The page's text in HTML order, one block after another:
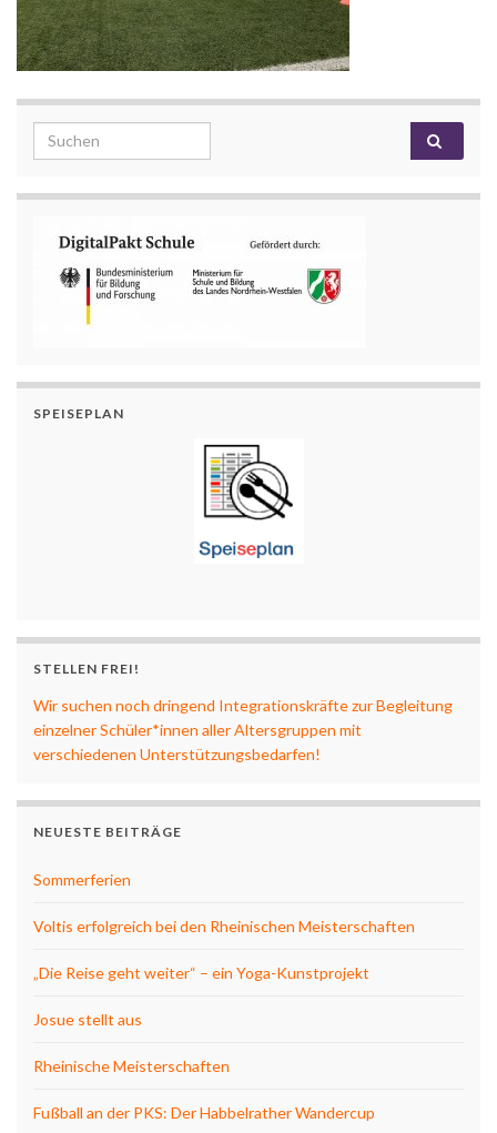
Search for:
SPEISEPLAN
STELLEN FREI!
Wir suchen noch dringend Integrationskräfte zur Begleitung
einzelner Schüler*innen aller Altersgruppen mit
verschiedenen Unterstützungsbedarfen!
NEUESTE BEITRÄGE
Sommerferien
Voltis erfolgreich bei den Rheinischen Meisterschaften
„Die Reise geht weiter“ – ein Yoga-Kunstprojekt
Josue stellt aus
Rheinische Meisterschaften
Fußball an der PKS: Der Habbelrather Wandercup